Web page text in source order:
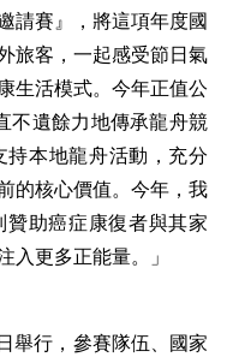
請賽』，將這項年度國
旅客，一起感受節日氣
生活模式。今年正值公
不遺餘力地傳承龍舟競
本地龍舟活動，充分
的核心價值。今年，我
助癌症康復者與其家
入更多正能量。」
舉行，參賽隊伍、國家